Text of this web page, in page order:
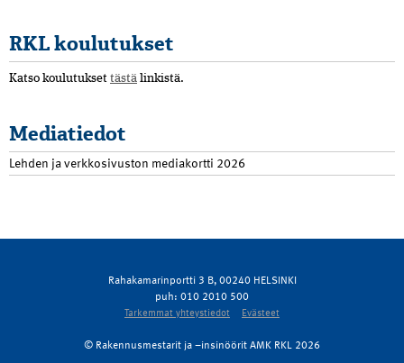
RKL koulutukset
Katso koulutukset tästä linkistä.
Mediatiedot
Lehden ja verkkosivuston mediakortti 2026
Rahakamarinportti 3 B, 00240 HELSINKI
puh: 010 2010 500
Tarkemmat yhteystiedot Evästeet
© Rakennusmestarit ja –insinöörit AMK RKL 2026